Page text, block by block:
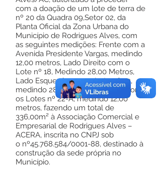
com a doação de um lote de terra de
nº 20 da Quadra 09,Setor 02, da
Planta Oficial da Zona Urbana do
Município de Rodrigues Alves, com
as seguintes medições: Frente com a
Avenida Presidente Vargas, medindo
12,00 metros, Lado Direito com o
Lote nº 18, Medindo 28,00 Metros,
Lado Esquerdo com o Lote nº 22,
medindo 28,00 metros, Fundos com
os Lotes nº 22-A, medindo 12,00
metros, fazendo um total de
336,00m² à Associação Comercial e
Empresarial de Rodrigues Alves –
ACERA, inscrita no CNPJ sob
o nº45.768.584/0001-88, destinado à
construção da sede própria no
Município.